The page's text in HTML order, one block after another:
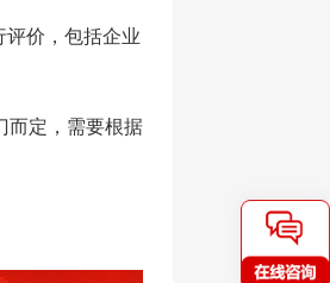
价，包括企业
而定，需要根据